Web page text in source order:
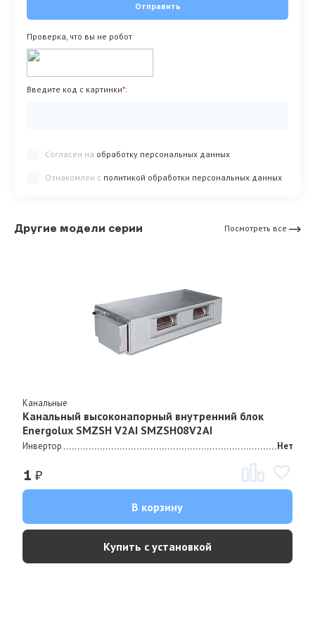
Отправить
Проверка, что вы не робот
Введите код с картинки*:
Согласен на обработку персональных данных
Ознакомлен с политикой обработки персональных данных
Другие модели серии Посмотреть все
Канальные
Канальный высоконапорный внутренний блок
Energolux SMZSH V2AI SMZSH08V2AI
Инвертор Нет
1 ₽
В корзину
Купить с установкой